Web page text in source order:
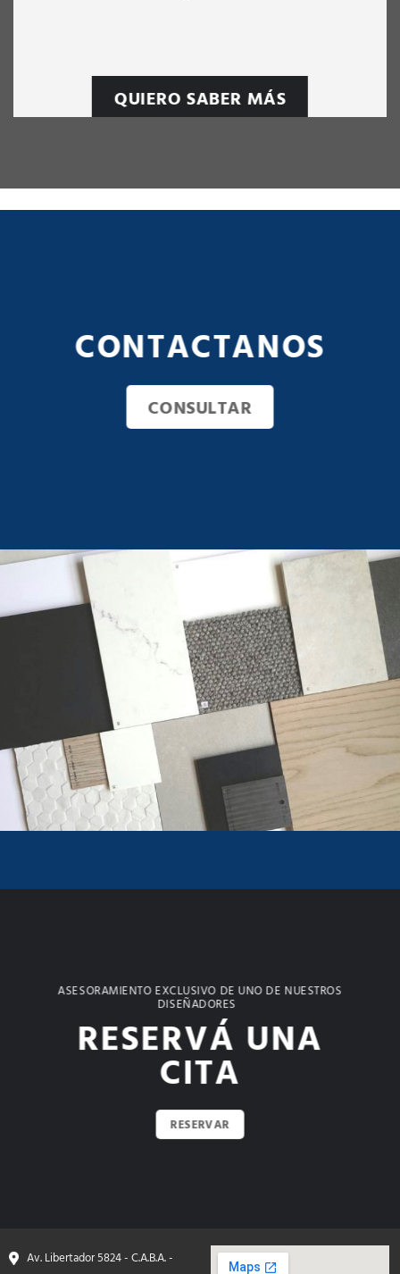
QUIERO SABER MÁS
CONTACTANOS
CONSULTAR
ASESORAMIENTO EXCLUSIVO DE UNO DE NUESTROS
DISEÑADORES
RESERVÁ UNA
CITA
RESERVAR
Av. Libertador 5824 - C.A.B.A. -